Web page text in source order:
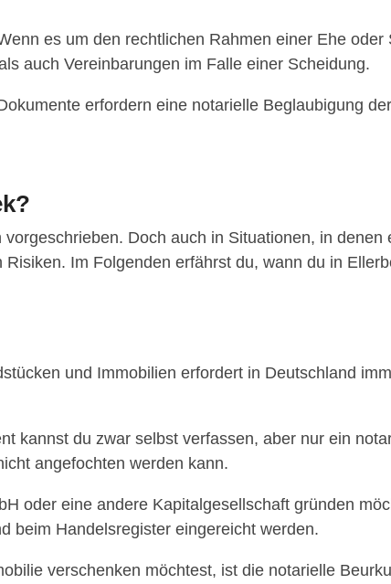
es um den rechtlichen Rahmen einer Ehe
auch Vereinbarungen im Falle einer Scheidung.
erfordern eine notarielle Beglaubigung
Doch auch in Situationen, in
Risiken. Im Folgenden erfährst du, wann du in
und Immobilien erfordert in Deutschland
kannst du zwar selbst verfassen, aber nur ein
angefochten werden kann.
oder eine andere Kapitalgesellschaft gründen
beim Handelsregister eingereicht werden.
verschenken möchtest, ist die notarielle